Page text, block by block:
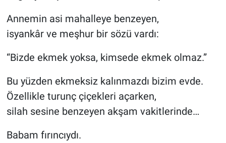
Annemin asi mahalleye benzeyen,
isyankâr ve meşhur bir sözü vardı:
“Bizde ekmek yoksa, kimsede ekmek olmaz.”
Bu yüzden ekmeksiz kalınmazdı bizim evde.
Özellikle turunç çiçekleri açarken,
silah sesine benzeyen akşam vakitlerinde…
Babam fırıncıydı.